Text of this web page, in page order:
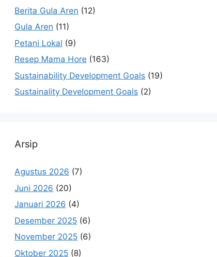
Berita Gula Aren (12)
Gula Aren (11)
Petani Lokal (9)
Resep Mama Hore (163)
Sustainability Development Goals (19)
Sustainality Development Goals (2)
Arsip
Agustus 2026 (7)
Juni 2026 (20)
Januari 2026 (4)
Desember 2025 (6)
November 2025 (6)
Oktober 2025 (8)